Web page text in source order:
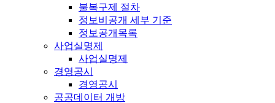
불복구제 절차
정보비공개 세부 기준
정보공개목록
사업실명제
사업실명제
경영공시
경영공시
공공데이터 개방